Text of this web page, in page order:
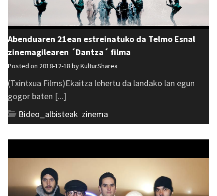
Abenduaren 21ean estreinatuko da Telmo Esnal
zinemagilearen ´Dantza´ filma
Posted on 2018-12-18 byKulturSharea
(Txintxua Films)Ekaitza lehertu da landako lan egun
gogor baten [...]
Bideo_albisteak zinema